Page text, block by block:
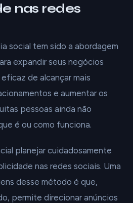
nas redes
social tem sido a abordagem
expandir seus negócios
de alcançar mais
e aumentar os
pessoas ainda não
é ou como funciona.
planejar cuidadosamente
nas redes sociais. Uma
desse método é que,
permite direcionar anúncios